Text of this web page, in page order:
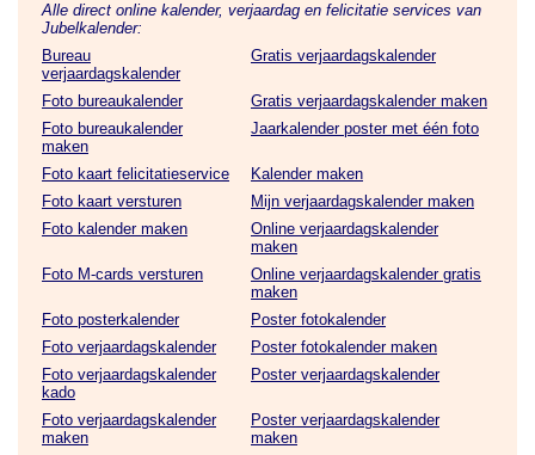
Alle direct online kalender, verjaardag en felicitatie services van
Jubelkalender:
Bureau
verjaardagskalender
Gratis verjaardagskalender
Foto bureaukalender
Gratis verjaardagskalender maken
Foto bureaukalender
maken
Jaarkalender poster met één foto
Foto kaart felicitatieservice
Kalender maken
Foto kaart versturen
Mijn verjaardagskalender maken
Foto kalender maken
Online verjaardagskalender
maken
Foto M-cards versturen
Online verjaardagskalender gratis
maken
Foto posterkalender
Poster fotokalender
Foto verjaardagskalender
Poster fotokalender maken
Foto verjaardagskalender
kado
Poster verjaardagskalender
Foto verjaardagskalender
maken
Poster verjaardagskalender
maken